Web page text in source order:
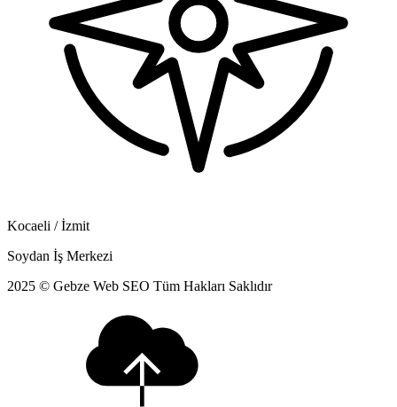
Kocaeli / İzmit
Soydan İş Merkezi
2025 © Gebze Web SEO Tüm Hakları Saklıdır